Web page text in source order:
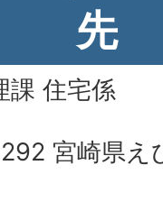
先
課 住宅係
宮崎県え